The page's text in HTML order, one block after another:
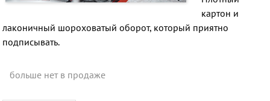
картон и
лаконичный шороховатый оборот, который приятно
подписывать.
больше нет в продаже